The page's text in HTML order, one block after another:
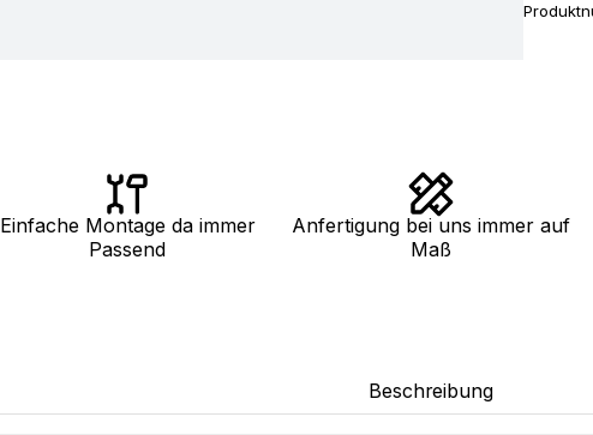
Einfache Montage da immer
Passend
Anfertigung bei uns immer auf
Maß
Beschreibung